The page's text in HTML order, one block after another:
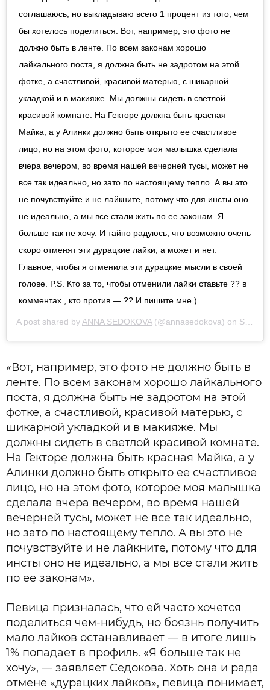
соглашаюсь, но выкладываю всего 1 процент из того, чем
бы хотелось поделиться. Вот, например, это фото не
должно быть в ленте. По всем законам хорошо
лайкального поста, я должна быть не задротом на этой
фотке, а счастливой, красивой матерью, с шикарной
укладкой и в макияже. Мы должны сидеть в светлой
красивой комнате. На Гекторе должна быть красная
Майка, а у Алинки должно быть открыто ее счастливое
лицо, но на этом фото, которое моя малышка сделала
вчера вечером, во время нашей вечерней тусы, может не
все так идеально, но зато по настоящему тепло. А вы это
не почувствуйте и не лайкните, потому что для инсты оно
не идеально, а мы все стали жить по ее законам. Я
больше так не хочу. И тайно радуюсь, что возможно очень
скоро отменят эти дурацкие лайки, а может и нет.
Главное, чтобы я отменила эти дурацкие мысли в своей
голове. P.S. Кто за то, чтобы отменили лайки ставьте ?? в
комментах , кто против — ?? И пишите мне )
A post shared by ANNA SEDOKOVA(@annasedokova) on Sep 27, 2019 at 5:55am PDT
«Вот, например, это фото не должно быть в
ленте. По всем законам хорошо лайкального
поста, я должна быть не задротом на этой
фотке, а счастливой, красивой матерью, с
шикарной укладкой и в макияже. Мы
должны сидеть в светлой красивой комнате.
На Гекторе должна быть красная Майка, а у
Алинки должно быть открыто ее счастливое
лицо, но на этом фото, которое моя малышка
сделала вчера вечером, во время нашей
вечерней тусы, может не все так идеально,
но зато по настоящему тепло. А вы это не
почувствуйте и не лайкните, потому что для
инсты оно не идеально, а мы все стали жить
по ее законам».
Певица призналась, что ей часто хочется
поделиться чем-нибудь, но боязнь получить
мало лайков останавливает — в итоге лишь
1% попадает в профиль. «Я больше так не
хочу», — заявляет Седокова. Хоть она и рада
отмене «дурацких лайков», певица понимает,